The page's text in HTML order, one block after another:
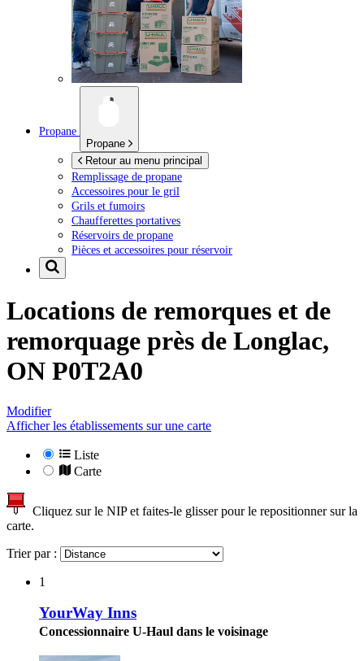
Propane
Propane
Retour au menu principal
Remplissage de propane
Accessoires pour le gril
Grils et fumoirs
Chaufferettes portatives
Réservoirs de propane
Pièces et accessoires pour réservoir
Locations de remorques et de
remorquage près de Longlac,
ON P0T2A0
Modifier
Afficher les établissements sur une carte
Liste
Carte
Cliquez sur le NIP et faites-le glisser pour le repositionner sur la
carte.
Trier par :
1
YourWay Inns
Concessionnaire U-Haul dans le voisinage